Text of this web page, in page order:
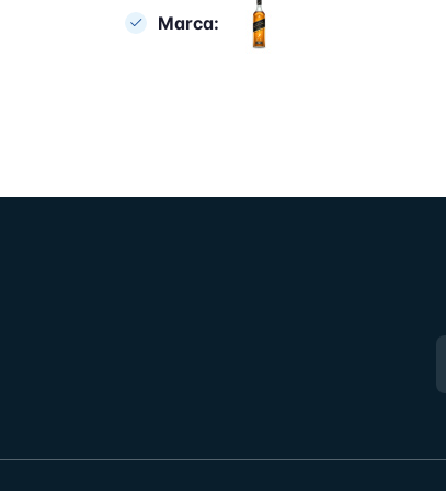
Marca: